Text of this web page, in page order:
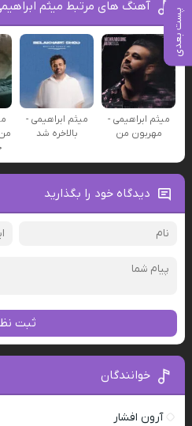
پست بعدی
آهنگ های مرتبط میثم
میثم ابراهیمی -
مهربون من
میثم ابراهیمی -
بالاخره شد
دیدگاه خود را بگذارید
ثبت
خوانندگان
آرون افشار